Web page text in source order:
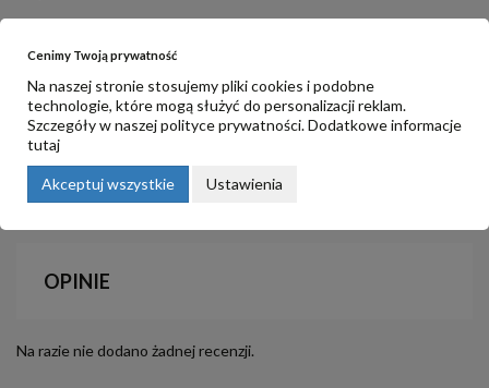
SPECYFIKACJA PRODUKTU:
format: MOBI i EPUB
rozmiar:2,35 MB
wydanie:pierwsze, 2021
ISBN:
ilość stron:237
OPINIE
Na razie nie dodano żadnej recenzji.
Cenimy Twoją prywatność
Na naszej stronie stosujemy pliki cookies i podobne
technologie, które mogą służyć do personalizacji reklam.
Szczegóły w naszejpolityce prywatności. Dodatkowe informacje
tutaj
Akceptuj wszystkie Ustawienia